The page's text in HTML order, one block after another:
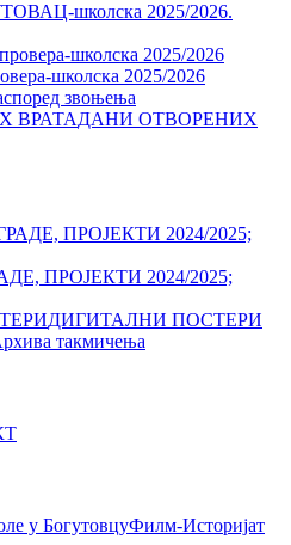
школска 2025/2026.
школска 2025/2026
звоњења
ДАНИ ОТВОРЕНИХ
ПРОЈЕКТИ 2024/2025;
ДИГИТАЛНИ ПОСТЕРИ
такмичења
Филм-Историјат